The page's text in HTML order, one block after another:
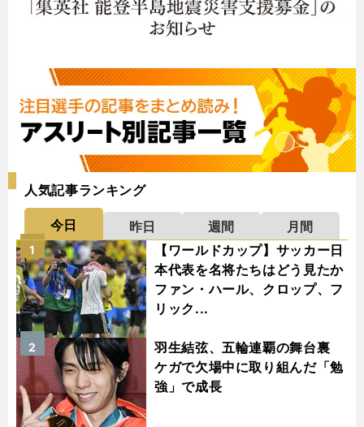
人気記事ランキング
今日 昨日 週間
月間
【ワールドカップ】サッカー日
本代表を名将たちはどう見たか
ファン・ハール、クロップ、フ
リック...
1
羽生結弦、五輪連覇の舞台裏
ケガで欠場中に取り組んだ「勉
強」で成長
2